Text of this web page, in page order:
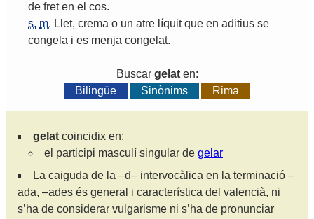
de fret en el cos.
s. m. Llet, crema o un atre líquit que en aditius se
congela i es menja congelat.
Buscar gelaten:
Bilingüe
Sinònims Rima
gelat coincidix en:
el participi masculí singular de gelar
La caiguda de la –d– intervocàlica en la terminació –
ada, –ades és general i característica del valencià, ni
s’ha de considerar vulgarisme ni s’ha de pronunciar